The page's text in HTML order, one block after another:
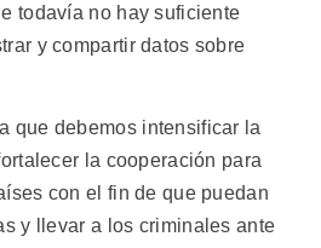
todavía no hay suficiente
y compartir datos sobre
que debemos intensificar la
la cooperación para
con el fin de que puedan
y llevar a los criminales ante